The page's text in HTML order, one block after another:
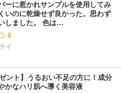
ーに惹かれサンプルを使用してみ
いのに乾燥せず良かった。思わず
しました。 色は…
6
イ
ント】うるおい不足の方に！成分
かなハリ肌へ導く美容液